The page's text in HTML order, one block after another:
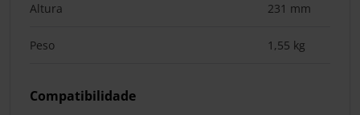
Altura 231 mm
Peso 1,55 kg
Compatibilidade